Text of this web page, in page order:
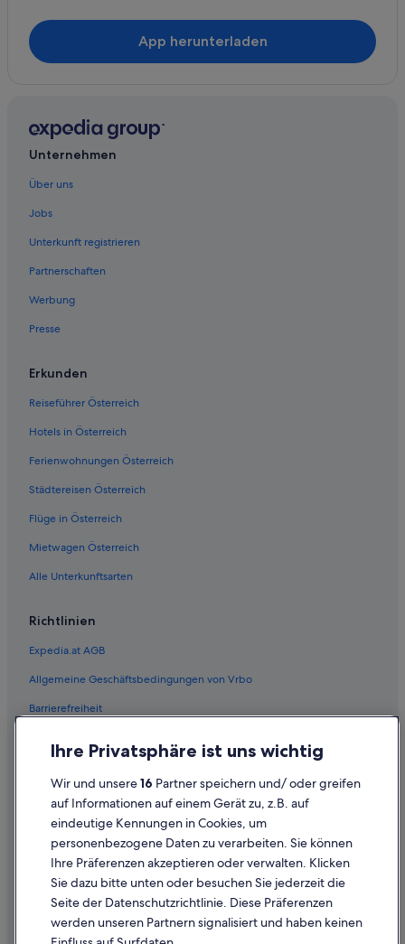
West Hollywood: Hotels
Villen in West Hollywood
App herunterladen
Unternehmen
Über uns
Jobs
Unterkunft registrieren
Partnerschaften
Werbung
Presse
Erkunden
Reiseführer Österreich
Hotels in Österreich
Ferienwohnungen Österreich
Städtereisen Österreich
Flüge in Österreich
Mietwagen Österreich
Alle Unterkunftsarten
Richtlinien
Expedia.at AGB
Allgemeine Geschäftsbedingungen von Vrbo
Barrierefreiheit
Rechtliche Hinweise/Kontakt
Inhaltsrichtlinien und Melden von Inhalten
Hilfe
Hilfe
Ihre Privatsphäre ist uns wichtig
Wir und unsere16 Partner speichern und/ oder greifen
auf Informationen auf einem Gerät zu, z.B. auf
eindeutige Kennungen in Cookies, um
personenbezogene Daten zu verarbeiten. Sie können
Ihre Präferenzen akzeptieren oder verwalten. Klicken
Sie dazu bitte unten oder besuchen Sie jederzeit die
Seite der Datenschutzrichtlinie. Diese Präferenzen
werden unseren Partnern signalisiert und haben keinen